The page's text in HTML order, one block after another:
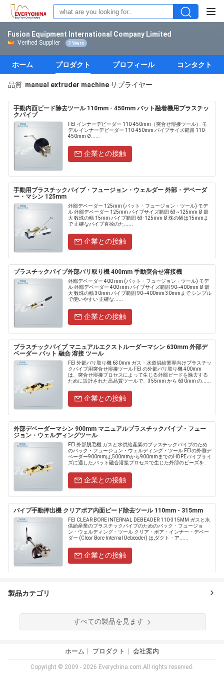
Fusion Equipment International Company Limited
Verified Supplier 2 Years
ホーム プロダクト プロフィール コンタクト
品質 manual extruder machineサプライヤー
手動内面ビード除去ツール 110mm - 450mm バット融着機用プラスチッ
クパイプ
FEI インナーデビーダー 110-450mm（突合せ溶接ツール） モ
デル インナーデビーダー 110-450mm パイプサイズ範囲 110-
450mm Ø......
企業との接触
手動用プラスチックパイプ・フュージョン・ウェルダー 外部・デベーダ
ー・マシン 125mm
外部デベーダー 125mm (バット・フュージョン・ツール) モデ
ル 外部デベーダー 125mm パイプサイズ範囲 63~125mm Ø 最
大 数珠の幅 15mm パイプ範囲 63-125mm Ø 珠の幅は15mmま
で 正確なパイプ直径のた......
企業との接触
プラスチックパイプ外部バリ取り機 400mm 手動突合せ溶接機
外部デベーダー 400 mm (バット・フュージョン・ツール) モデ
ル 外部デベーダー 400 mm パイプサイズ範囲 90~400mm Ø 最
大 数珠の幅 30mm パイプ範囲 90~400mm 30mmまで シンプル
で使いやすい 正確な......
企業との接触
プラスチックパイプ マニュアルエクストルーダーマシン 630mm 外部デ
ベーダー バット 融合 溶接 ツール
FEI 外部バリ取り機 630mm ガス・水道供給業界向けプラスチッ
クパイプ用突合せ溶接ツール FEI の外部バリ取り機 400mm
は、突合せ溶接プロセスによって生じる外部ビードを除去する
ために設計された高品質ツールで、355mm から 630mm の......
企業との接触
外部デベーダーマシン 900mm マニュアルプラスチックパイプ・フュー
ジョン・ウェルディングツール
FEI 外部脱毛機 ガスと水供給産業のプラスチックパイプのため
のバック・フュージョン・ウェルディング・ツール FEIの外側デ
ベーダー900mmは,500mmから900mmまでのHDPEパイプサイ
ズに適した,バット融合溶接プロセスで生じた外部のビーズを取
企業との接触
パイプ手動押出機 クリアボア内面ビード除去ツール 110mm - 315mm
FEI CLEAR BORE INTERNAL DEBEADER 110-315MM ガスと水
供給産業のプラスチックパイプのためのバック・フュージョ
ン・ウェルディング・ツール クリア・ボア・インナー・デベー
ダー (Clear Bore Internal Debeader) は,ダクト・ア......
企業との接触
製品カテゴリ
すべての製品を見ます
ホーム プロダクト 会社案内
Copyright © 2009 - 2026 Everychina.com.All rights reserved.